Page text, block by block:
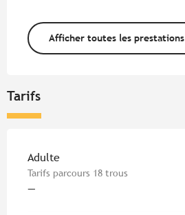
Afficher toutes les prestations
Tarifs
Tarifs 2026
Adulte
Tarifs parcours 18 trous
—